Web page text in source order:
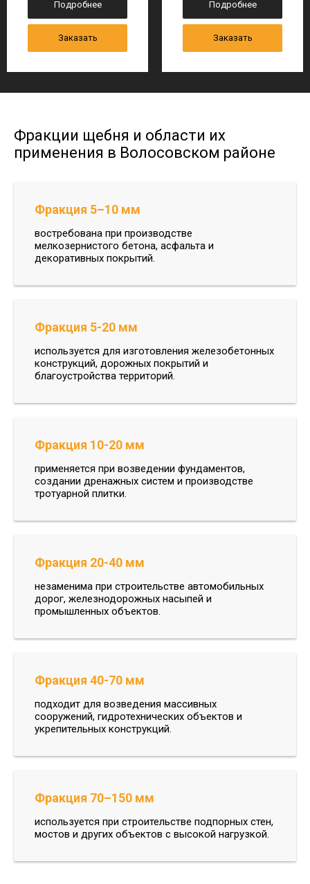
Подробнее
Заказать
Подробнее
Заказать
Фракции щебня и области их
применения в Волосовском районе
Фракция 5–10 мм
востребована при производстве
мелкозернистого бетона, асфальта и
декоративных покрытий.
Фракция 5-20 мм
используется для изготовления железобетонных
конструкций, дорожных покрытий и
благоустройства территорий.
Фракция 10-20 мм
применяется при возведении фундаментов,
создании дренажных систем и производстве
тротуарной плитки.
Фракция 20-40 мм
незаменима при строительстве автомобильных
дорог, железнодорожных насыпей и
промышленных объектов.
Фракция 40-70 мм
подходит для возведения массивных
сооружений, гидротехнических объектов и
укрепительных конструкций.
Фракция 70–150 мм
используется при строительстве подпорных стен,
мостов и других объектов с высокой нагрузкой.